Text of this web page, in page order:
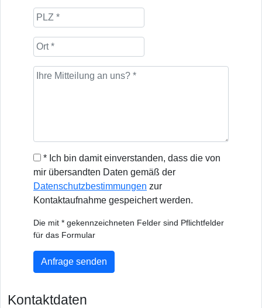
* Ich bin damit einverstanden, dass die von
mir übersandten Daten gemäß der
Datenschutzbestimmungen zur
Kontaktaufnahme gespeichert werden.
Die mit * gekennzeichneten Felder sind Pflichtfelder
für das Formular
Anfrage senden
Kontaktdaten